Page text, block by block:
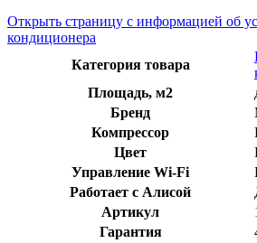
Открыть страницу с информацией об
кондиционера
Категория товара
Площадь, м2
Бренд
Компрессор
Цвет
Управление Wi-Fi
Работает с Алисой
Артикул
Гарантия